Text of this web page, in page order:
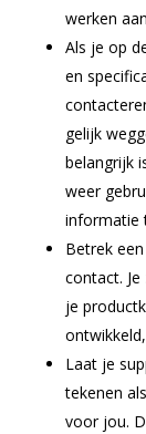
werken
Als je op
en
gelijk
belangrijk
weer
informatie
Betrek
contact.
je
Laat je
tekenen
voor jou.